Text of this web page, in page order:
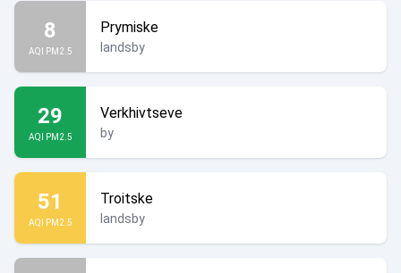
8
AQI PM2.5
Prymiske
landsby
29
AQI PM2.5
Verkhivtseve
by
51
AQI PM2.5
Troitske
landsby